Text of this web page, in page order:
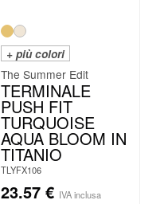
+ più colori
The Summer Edit
TERMINALE
PUSH FIT
TURQUOISE
AQUA BLOOM IN
TITANIO
TLYFX106
23.57 € IVA inclusa